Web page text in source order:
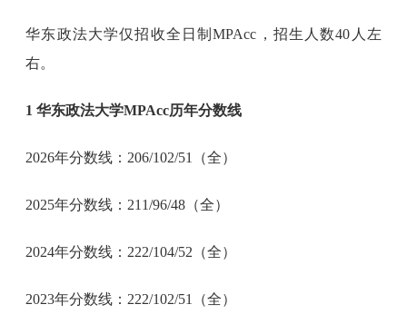
华东政法大学仅招收全日制MPAcc，招生人数40人左
右。
1 华东政法大学MPAcc历年分数线
2026年分数线：206/102/51（全）
2025年分数线：211/96/48（全）
2024年分数线：222/104/52（全）
2023年分数线：222/102/51（全）